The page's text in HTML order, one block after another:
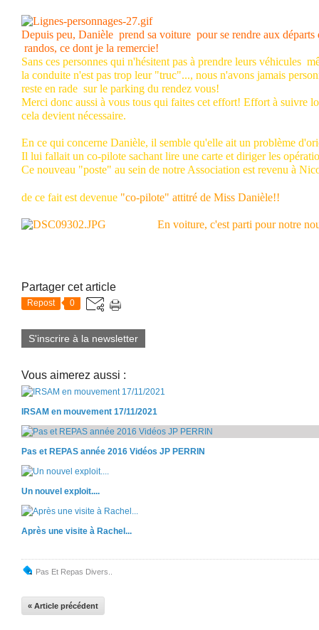
Depuis peu, Danièle prend sa voiture pour se rendre aux départs
randos, ce dont je la remercie!
Sans ces personnes qui n'hésitent pas à prendre leurs véhicules
la conduite n'est pas trop leur "truc"..., nous n'avons jamais
reste en rade sur le parking du rendez vous!
Merci donc aussi à vous tous qui faites cet effort! Effort à suivre
cela devient nécessaire.
En ce qui concerne Danièle, il semble qu'elle ait un problème
Il lui fallait un co-pilote sachant lire une carte et diriger les
Ce nouveau "poste" au sein de notre Association est revenu à
de ce fait est devenue "co-pilote" attitré de Miss Danièle!!
En voiture, c'est parti pour notre
Partager cet article
Repost 0
S'inscrire à la newsletter
Vous aimerez aussi :
IRSAM en mouvement 17/11/2021
Pas et REPAS année 2016 Vidéos JP PERRIN
Un nouvel exploit....
Après une visite à Rachel...
Pas Et Repas Divers..
« Article précédent